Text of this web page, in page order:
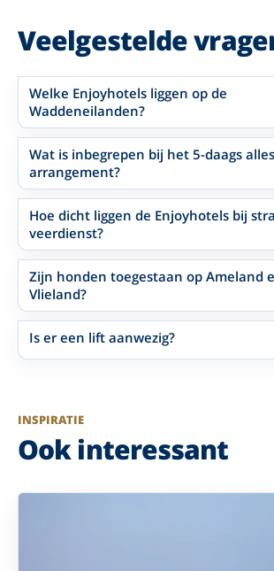
Veelgestelde
Welke Enjoyhotels liggen op de
Waddeneilanden?
Wat is inbegrepen bij het 5-daags
arrangement?
Hoe dicht liggen de Enjoyhotels bij
veerdienst?
Zijn honden toegestaan op Ameland
Vlieland?
Is er een lift aanwezig?
INSPIRATIE
Ook interessant